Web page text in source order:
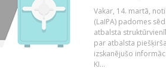
Vakar, 14. martā,
(LaIPA) padomes
atbalsta
par atbalsta
izskanējušo
KI...